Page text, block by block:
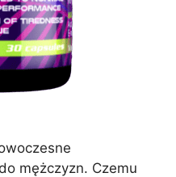
mężczyzn. Czemu